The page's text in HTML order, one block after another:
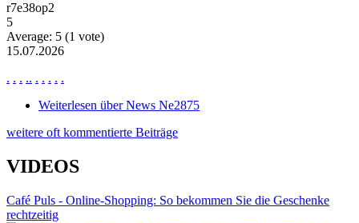
r7e38op2
5
Average: 5 (1 vote)
15.07.2026
. . . .. . . . . .
Weiterlesen über News Ne2875
weitere oft kommentierte Beiträge
VIDEOS
Café Puls - Online-Shopping: So bekommen Sie die Geschenke
rechtzeitig